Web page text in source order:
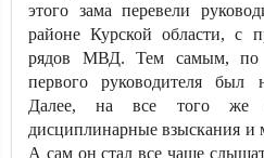
этого зама перевели
районе Курской области, с
рядов МВД. Тем самым, по
первого руководителя был
Далее, на все того же
дисциплинарные взыскания и
А сам он стал все чаще